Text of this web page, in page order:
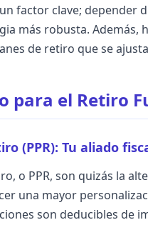
factor clave; depender
más robusta. Además,
de retiro que se
para el Retiro
(PPR): Tu aliado
o PPR, son quizás la
una mayor
son deducibles de